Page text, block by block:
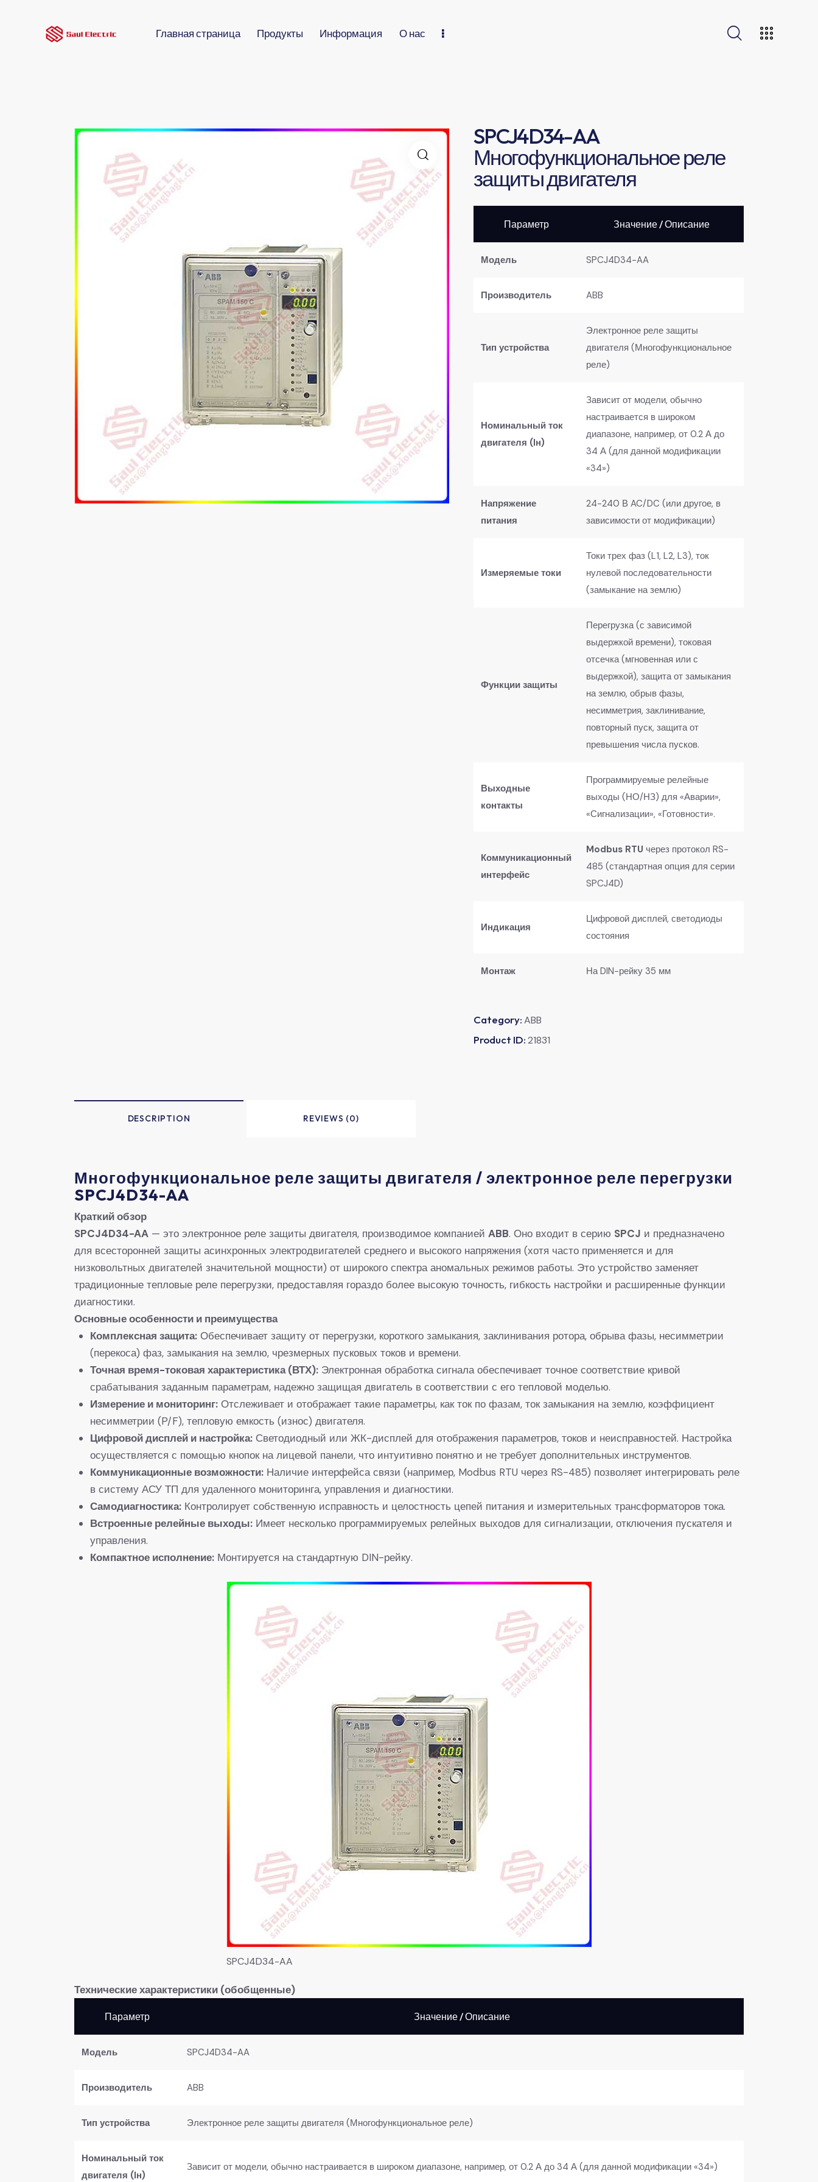
Главная страница Продукты Информация О нас
SPCJ4D34-AA
Многофункциональное реле
защиты двигателя
Параметр Значение / Описание
​Модель​ SPCJ4D34-AA
​Производитель​ ABB
​Тип устройства​
Электронное реле защиты
двигателя (Многофункциональное
реле)
​Номинальный ток
двигателя (Iн)​
Зависит от модели, обычно
настраивается в широком
диапазоне, например, от 0.2 А до
34 А (для данной модификации
«34»)
​Напряжение
питания​
24-240 В AC/DC (или другое, в
зависимости от модификации)
​Измеряемые токи​
Токи трех фаз (L1, L2, L3), ток
нулевой последовательности
(замыкание на землю)
​Функции защиты​
Перегрузка (с зависимой
выдержкой времени), токовая
отсечка (мгновенная или с
выдержкой), защита от замыкания
на землю, обрыв фазы,
несимметрия, заклинивание,
повторный пуск, защита от
превышения числа пусков.
​Выходные
контакты​
Программируемые релейные
выходы (НО/НЗ) для «Аварии»,
«Сигнализации», «Готовности».
​Коммуникационный
интерфейс​
​Modbus RTU​ ​ через протокол RS-
485 (стандартная опция для серии
SPCJ4D)
​Индикация​
Цифровой дисплей, светодиоды
состояния
​Монтаж​ На DIN-рейку 35 мм
Category:ABB
Product ID:21831
DESCRIPTION REVIEWS (0)
Многофункциональное реле защиты двигателя / электронное реле перегрузки
SPCJ4D34-AA​
​Краткий обзор​
​SPCJ4D34-AA​ ​ — это электронное реле защиты двигателя, производимое компанией ​ ​ABB​​. Оно входит в серию ​ ​SPCJ​ ​ и предназначено
для всесторонней защиты асинхронных электродвигателей среднего и высокого напряжения (хотя часто применяется и для
низковольтных двигателей значительной мощности) от широкого спектра аномальных режимов работы. Это устройство заменяет
традиционные тепловые реле перегрузки, предоставляя гораздо более высокую точность, гибкость настройки и расширенные функции
диагностики.
​Основные особенности и преимущества​
​Комплексная защита:​​ Обеспечивает защиту от перегрузки, короткого замыкания, заклинивания ротора, обрыва фазы, несимметрии
(перекоса) фаз, замыкания на землю, чрезмерных пусковых токов и времени.
​Точная время-токовая характеристика (ВТХ):​​ Электронная обработка сигнала обеспечивает точное соответствие кривой
срабатывания заданным параметрам, надежно защищая двигатель в соответствии с его тепловой моделью.
​Измерение и мониторинг:​​ Отслеживает и отображает такие параметры, как ток по фазам, ток замыкания на землю, коэффициент
несимметрии (P/F), тепловую емкость (износ) двигателя.
​Цифровой дисплей и настройка:​​ Светодиодный или ЖК-дисплей для отображения параметров, токов и неисправностей. Настройка
осуществляется с помощью кнопок на лицевой панели, что интуитивно понятно и не требует дополнительных инструментов.
​Коммуникационные возможности:​​ Наличие интерфейса связи (например, Modbus RTU через RS-485) позволяет интегрировать реле
в систему АСУ ТП для удаленного мониторинга, управления и диагностики.
​Самодиагностика:​​ Контролирует собственную исправность и целостность цепей питания и измерительных трансформаторов тока.
​Встроенные релейные выходы:​​ Имеет несколько программируемых релейных выходов для сигнализации, отключения пускателя и
управления.
​Компактное исполнение:​​ Монтируется на стандартную DIN-рейку.
SPCJ4D34-AA
Технические характеристики (обобщенные)​
Параметр Значение / Описание
​Модель​ SPCJ4D34-AA
​Производитель​ ABB
​Тип устройства​ Электронное реле защиты двигателя (Многофункциональное реле)
​Номинальный ток
двигателя (Iн)​
Зависит от модели, обычно настраивается в широком диапазоне, например, от 0.2 А до 34 А (для данной модификации «34»)